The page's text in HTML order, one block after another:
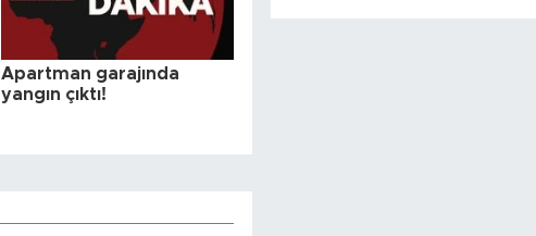
Apartman garajında
yangın çıktı!